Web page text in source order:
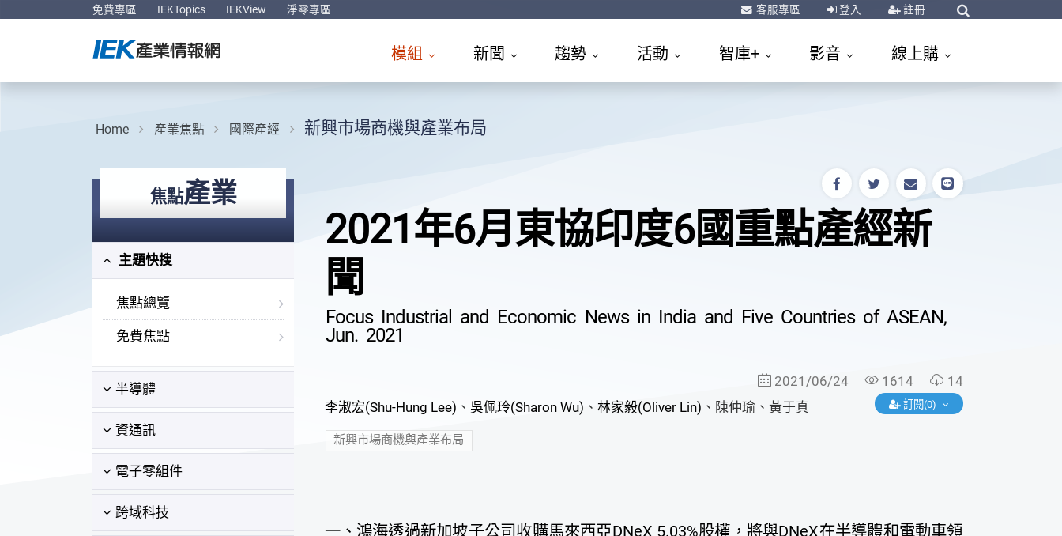
免費專區 IEKTopics IEKView 淨零專區 客服專區 登入 註冊
模組 新聞 趨勢 活動 智庫+ 影音 線上購
Home 產業焦點 國際產經 新興市場商機與產業布局
焦點產業
主題快搜
焦點總覽
免費焦點
半導體
資通訊
電子零組件
跨域科技
2021年6月東協印度6國重點產經新
聞
Focus Industrial and Economic News in India and Five Countries of ASEAN,
Jun. 2021
2021/06/24 1614
14
李淑宏(Shu-Hung Lee) 、 吳佩玲(Sharon Wu) 、 林家毅(Oliver Lin) 、 陳仲瑜、 黃于真 訂閱(0)
新興市場商機與產業布局
一、鴻海透過新加坡子公司收購馬來西亞DNeX 5.03%股權，將與DNeX在半導體和電動車領